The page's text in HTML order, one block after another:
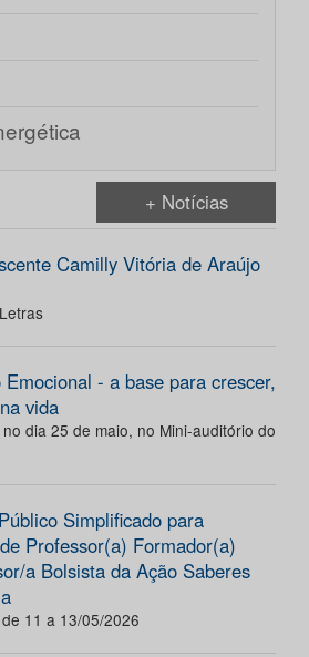
+ Notícias
Camilly Vitória de Araújo
- a base para crescer,
vida
dia 25 de maio, no Mini-auditório do
Simplificado para
Professor(a) Formador(a)
a Bolsista da Ação Saberes
11 a 13/05/2026